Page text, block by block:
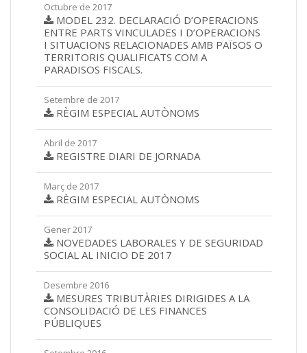
Octubre de 2017
MODEL 232. DECLARACIÓ D’OPERACIONS
ENTRE PARTS VINCULADES I D’OPERACIONS
I SITUACIONS RELACIONADES AMB PAÏSOS O
TERRITORIS QUALIFICATS COM A
PARADISOS FISCALS.
Setembre de 2017
RÈGIM ESPECIAL AUTÒNOMS
Abril de 2017
REGISTRE DIARI DE JORNADA
Març de 2017
RÈGIM ESPECIAL AUTÒNOMS
Gener 2017
NOVEDADES LABORALES Y DE SEGURIDAD
SOCIAL AL INICIO DE 2017
Desembre 2016
MESURES TRIBUTÀRIES DIRIGIDES A LA
CONSOLIDACIÓ DE LES FINANCES
PÚBLIQUES